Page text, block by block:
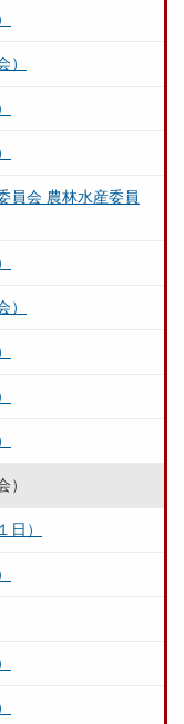
員会 農林水産委員
）